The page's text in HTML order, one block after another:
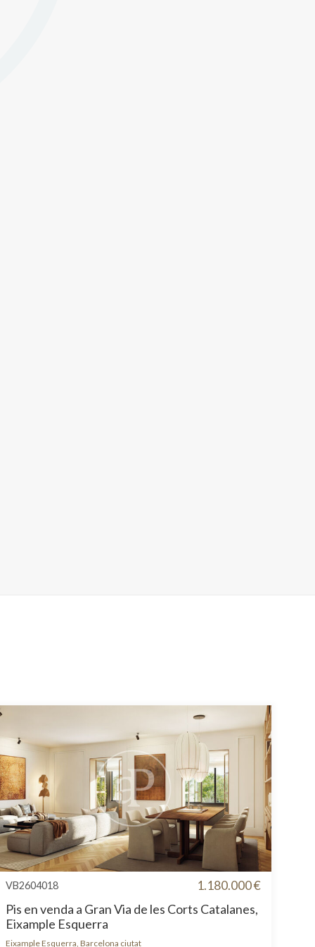
VB2604018 1.180.000 €
Pis en venda a Gran Via de les Corts Catalanes,
Eixample Esquerra
Eixample Esquerra, Barcelona ciutat